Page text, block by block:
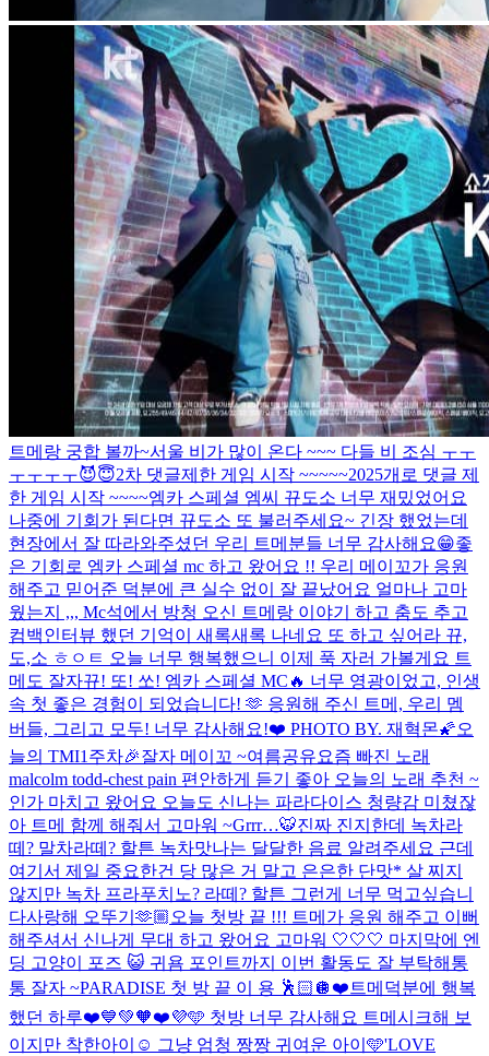
트메랑 궁합 볼까~서울 비가 많이 온다 ~~~ 다들 비 조심 ㅜㅜ
ㅜㅜㅜㅜ😈😇2차 댓글제한 게임 시작 ~~~~~2025개로 댓글 제
한 게임 시작 ~~~~엠카 스페셜 엠씨 뀨도소 너무 재밌었어요
나중에 기회가 된다면 뀨도소 또 불러주세요~ 긴장 했었는데
현장에서 잘 따라와주셨던 우리 트메분들 너무 감사해요😁좋
은 기회로 엠카 스페셜 mc 하고 왔어요 !! 우리 메이꼬가 응원
해주고 믿어준 덕분에 큰 실수 없이 잘 끝났어요 얼마나 고마
웠는지 ,,, Mc석에서 방청 오신 트메랑 이야기 하고 춤도 추고
컴백인터뷰 했던 기억이 새록새록 나네요 또 하고 싶어라 뀨,
도,소 ㅎㅇㅌ 오늘 너무 행복했으니 이제 푹 자러 가볼게요 트
메도 잘자뀨! 또! 쏘! 엠카 스페셜 MC🔥 너무 영광이었고, 인생
속 첫 좋은 경험이 되었습니다! 🫶 응원해 주신 트메, 우리 멤
버들, 그리고 모두! 너무 감사해요!❤️ PHOTO BY. 재혁몬🌠오
늘의 TMI1주차🎉잘자 메이꼬 ~여름공유요즘 빠진 노래
malcolm todd-chest pain 편안하게 듣기 좋아 오늘의 노래 추천 ~
인가 마치고 왔어요 오늘도 신나는 파라다이스 청량감 미쳤잖
아 트메 함께 해줘서 고마워 ~Grrr…🐯진짜 진지한데 녹차라
떼? 말차라떼? 할튼 녹차맛나는 달달한 음료 알려주세요 근데
여기서 제일 중요한건 당 많은 거 말고 은은한 단맛* 살 찌지
않지만 녹차 프라푸치노? 라떼? 할튼 그런게 너무 먹고싶습니
다사랑해 오뚜기🫶🏼 오늘 첫방 끝 !!! 트메가 응원 해주고 이뻐
해주셔서 신나게 무대 하고 왔어요 고마워 🤍🤍🤍 마지막에 엔
딩 고양이 포즈 😺 귀욤 포인트까지 이번 활동도 잘 부탁해통
통 잘자 ~PARADISE 첫 방 끝 이 용 🕺🏻🪩 ❤️트메덕분에 행복
했던 하루❤️💙💚🧡❤️💜🩵 첫방 너무 감사해요 트메 시크해 보
이지만 착한아이☺️ 그냥 엄청 짱짱 귀여운 아이🩵'LOVE